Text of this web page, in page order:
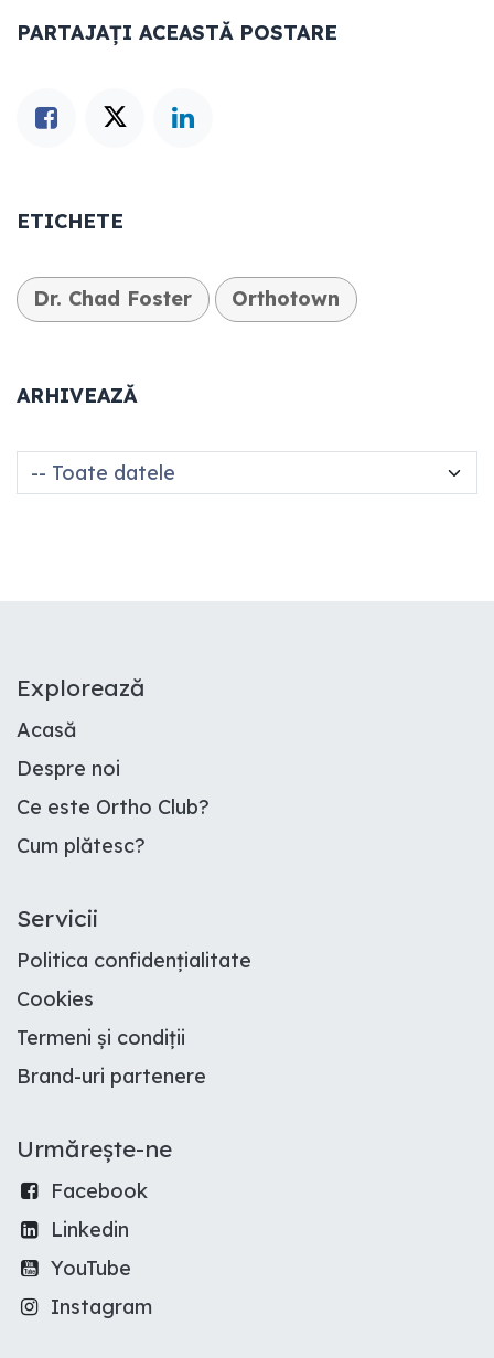
PARTAJAȚI ACEASTĂ POSTARE
ETICHETE
Dr. Chad Foster Orthotown
ARHIVEAZĂ
E​xplorează
Acasă
Despre noi
Ce este Ortho Club?
Cum plătesc?
Servicii
Politica confidențialitate
Cookies
Termeni și condiții
Brand-uri partenere
Urmărește-ne
Facebook
Linkedin
YouTube
Instagram